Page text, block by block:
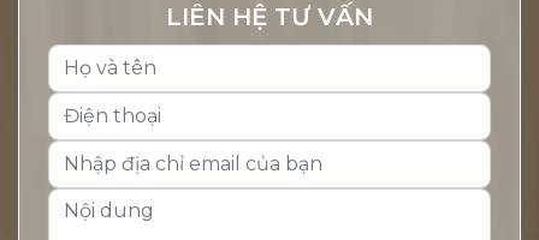
LIÊN HỆ TƯ VẤN